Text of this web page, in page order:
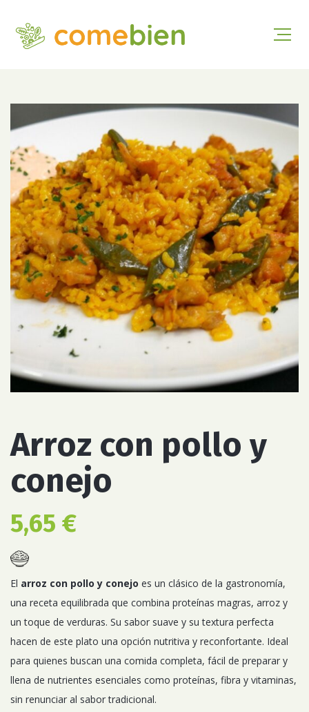
Arroz con pollo y
conejo
5,65 €
El arroz con pollo y conejo es un clásico de la gastronomía,
una receta equilibrada que combina proteínas magras, arroz y
un toque de verduras. Su sabor suave y su textura perfecta
hacen de este plato una opción nutritiva y reconfortante. Ideal
para quienes buscan una comida completa, fácil de preparar y
llena de nutrientes esenciales como proteínas, fibra y vitaminas,
sin renunciar al sabor tradicional.